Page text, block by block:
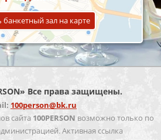
зал на карте
Все права защищены.
100person@bk.ru
сайта 100PERSON возможно только по
Активная ссылка